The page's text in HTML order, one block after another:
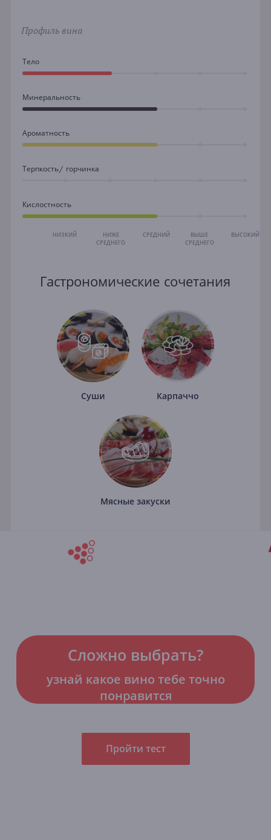
Профиль вина
Тело
Минеральность
Ароматность
Терпкость/ горчинка
Кислостность
НИЗКИЙ
НИЖЕ
СРЕДНЕГО
СРЕДНИЙ
ВЫШЕ
СРЕДНЕГО
ВЫСОКИЙ
Гастрономические сочетания
Суши Карпаччо
Мясные закуски
Сложно выбрать?
узнай какое вино тебе точно
понравится
Пройти тест